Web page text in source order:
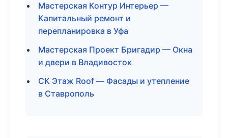
Мастерская Контур Интерьер —
Капитальный ремонт и
перепланировка в Уфа
Мастерская Проект Бригадир — Окна
и двери в Владивосток
СК Этаж Roof — Фасады и утепление
в Ставрополь